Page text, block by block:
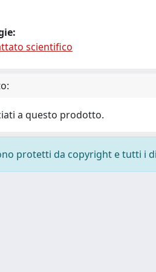
scientifico
a questo prodotto.
protetti da copyright e tutti i